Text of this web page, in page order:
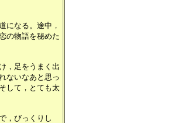
になる。途中，
の物語を秘めた
，足をうまく出
ないなあと思っ
して，とても太
，びっくりし